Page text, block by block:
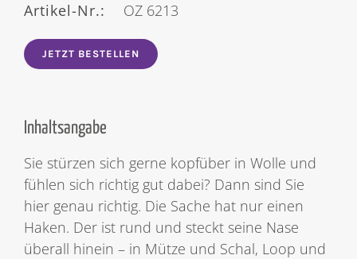
Artikel-Nr.:
OZ 6213
JETZT BESTELLEN
Inhaltsangabe
Sie stürzen sich gerne kopfüber in Wolle und
fühlen sich richtig gut dabei? Dann sind Sie
hier genau richtig. Die Sache hat nur einen
Haken. Der ist rund und steckt seine Nase
überall hinein – in Mütze und Schal, Loop und